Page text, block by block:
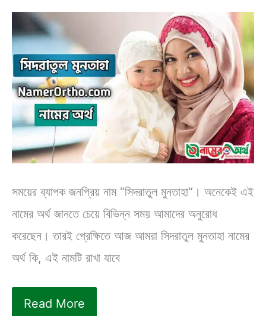
meaning
সময়ের ব্যাপক জনপ্রিয় নাম “সিদরাতুল মুনতাহা“। অনেকেই এই
নামের অর্থ জানতে চেয়ে বিভিন্ন সময় আমাদের অনুরোধ
করেছেন। তারই প্রেক্ষিতে আজ আমরা সিদরাতুল মুনতাহা নামের
অর্থ কি, এই নামটি রাখা যাবে
সিদরাতুল
Read More